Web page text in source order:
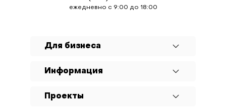
Для бизнеса
Информация
Проекты
ежедневно с 9:00 до 18:00